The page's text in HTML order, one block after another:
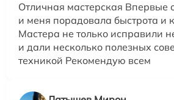
Отличная мастерская Впервые
и меня порадовала быстрота и
Мастера не только исправили
и дали несколько полезных
техникой Рекомендую всем